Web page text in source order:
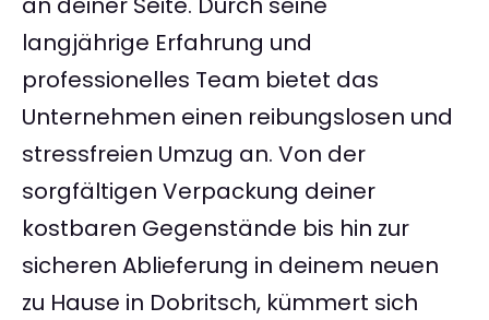
langjährige Erfahrung und
professionelles Team bietet das
Unternehmen einen reibungslosen und
stressfreien Umzug an. Von der
sorgfältigen Verpackung deiner
kostbaren Gegenstände bis hin zur
sicheren Ablieferung in deinem neuen
zu Hause in Dobritsch, kümmert sich